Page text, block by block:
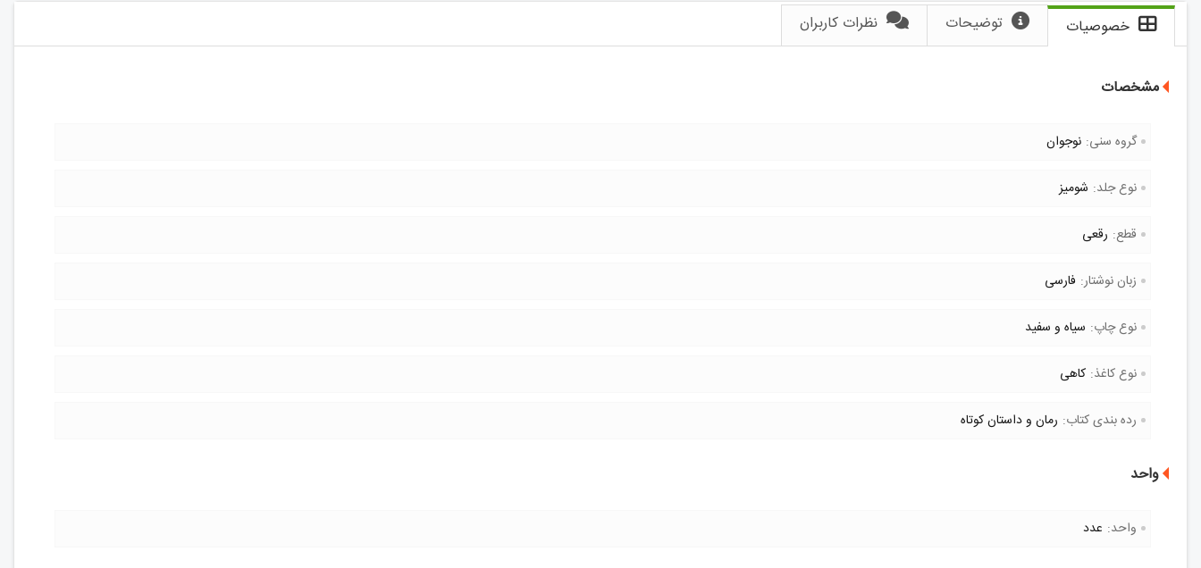
خصوصیات توضیحات نظرات کاربران
مشخصات
گروه سنی: نوجوان
نوع جلد: شومیز
قطع: رقعی
زبان نوشتار: فارسی
نوع چاپ: سیاه و سفید
نوع کاغذ: کاهی
رده بندی کتاب: رمان و داستان کوتاه
واحد
واحد: عدد